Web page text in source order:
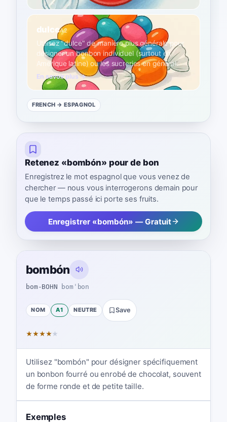
dulceA2
Utilisez "dulce" de manière plus générale pour
désigner un bonbon individuel (surtout en
Amérique latine) ou les sucreries en général.
En savoir plus →
FRENCH → ESPAGNOL
Retenez «bombón» pour de bon
Enregistrez le mot espagnol que vous venez de
chercher — nous vous interrogerons demain pour
que le temps passé ici porte ses fruits.
Enregistrer «bombón» — Gratuit
bombón
bom-BOHN bomˈbon
NOM A1 NEUTRE Save
★★★★★
Utilisez "bombón" pour désigner spécifiquement
un bonbon fourré ou enrobé de chocolat, souvent
de forme ronde et de petite taille.
Exemples